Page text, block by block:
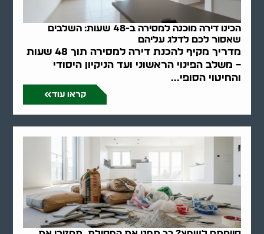
הכינו דירה מוכנה למסירה ב-48 שעות: השלבים
שאסור לכם לדלג עליהם
מדריך מקיף להכנת דירה למסירה תוך 48 שעות
– משלב הפינוי הראשוני ועד הניקיון היסודי
והחיטוי הסופי...
קראו עוד